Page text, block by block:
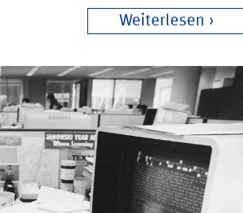
Weiterlesen